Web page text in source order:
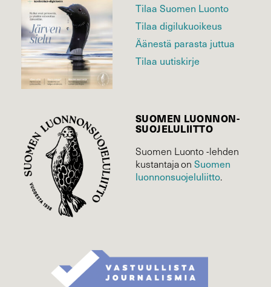
Tilaa Suomen Luonto
Tilaa digilukuoikeus
Äänestä parasta juttua
Tilaa uutiskirje
SUOMEN LUONNON­
SUOJELU­LIITTO
Suomen Luonto -lehden
kustantaja onSuomen
luonnonsuojelu­liitto.